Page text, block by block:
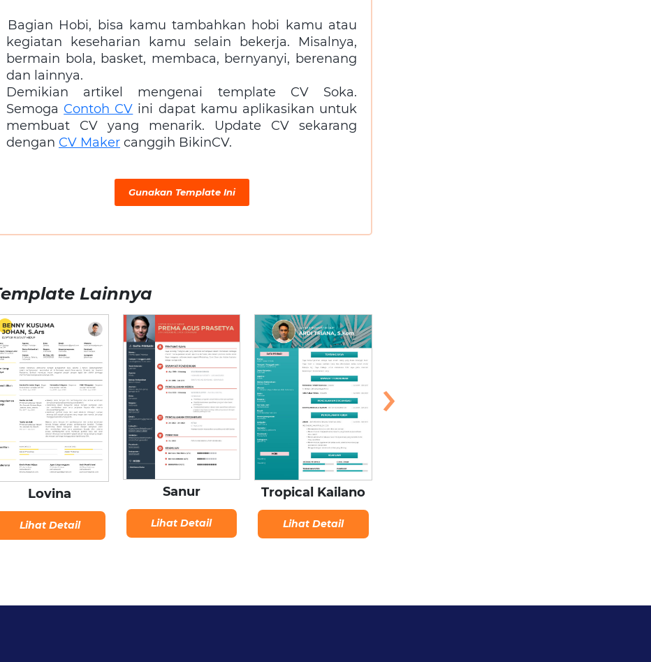
Bagian Hobi, bisa kamu tambahkan hobi kamu atau
kegiatan keseharian kamu selain bekerja. Misalnya,
bermain bola, basket, membaca, bernyanyi, berenang
dan lainnya.
Demikian artikel mengenai template CV Soka.
Semoga Contoh CV ini dapat kamu aplikasikan untuk
membuat CV yang menarik. Update CV sekarang
dengan CV Maker canggih BikinCV.
Gunakan Template Ini
Lainnya
Lovina
Lihat Detail
Sanur
Lihat Detail
Tropical Kailano
Lihat Detail
›